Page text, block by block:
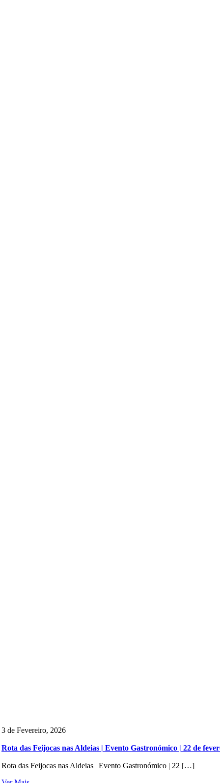
3 de Fevereiro, 2026
Rota das Feijocas nas Aldeias | Evento Gastronómico | 22 de
Rota das Feijocas nas Aldeias | Evento Gastronómico | 22 […]